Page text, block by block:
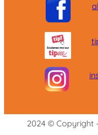
2024 © Copyright